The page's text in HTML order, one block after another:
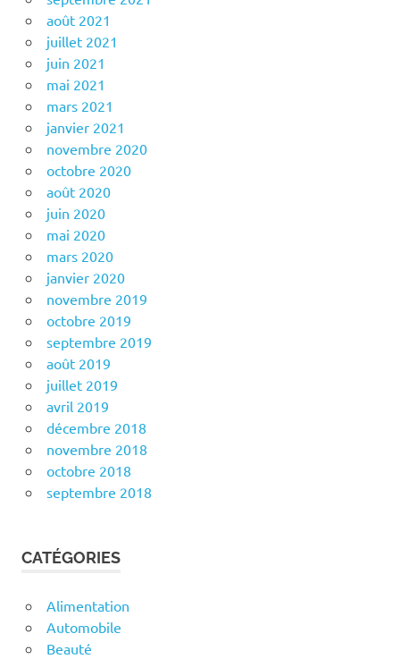
août 2021
juillet 2021
juin 2021
mai 2021
mars 2021
janvier 2021
novembre 2020
octobre 2020
août 2020
juin 2020
mai 2020
mars 2020
janvier 2020
novembre 2019
octobre 2019
septembre 2019
août 2019
juillet 2019
avril 2019
décembre 2018
novembre 2018
octobre 2018
septembre 2018
CATÉGORIES
Alimentation
Automobile
Beauté